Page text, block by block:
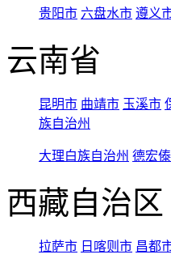
贵阳市 六盘水市 遵义
云南省
昆明市 曲靖市 玉溪市
族自治州
大理白族自治州 德宏
西藏自治区
拉萨市 日喀则市 昌都